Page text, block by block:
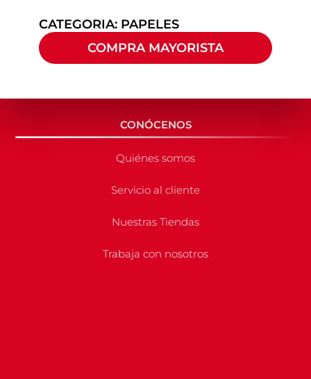
CATEGORIA: PAPELES
COMPRA MAYORISTA
CONÓCENOS
Quiénes somos
Servicio al cliente
Nuestras Tiendas
Trabaja con nosotros